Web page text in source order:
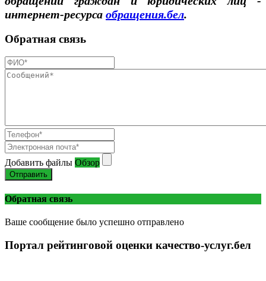
интернет-ресурса обращения.бел.
Обратная связь
Добавить файлы Обзор
Отправить
Обратная связь
Ваше сообщение было успешно отправлено
Портал рейтинговой оценки качество-услуг.бел